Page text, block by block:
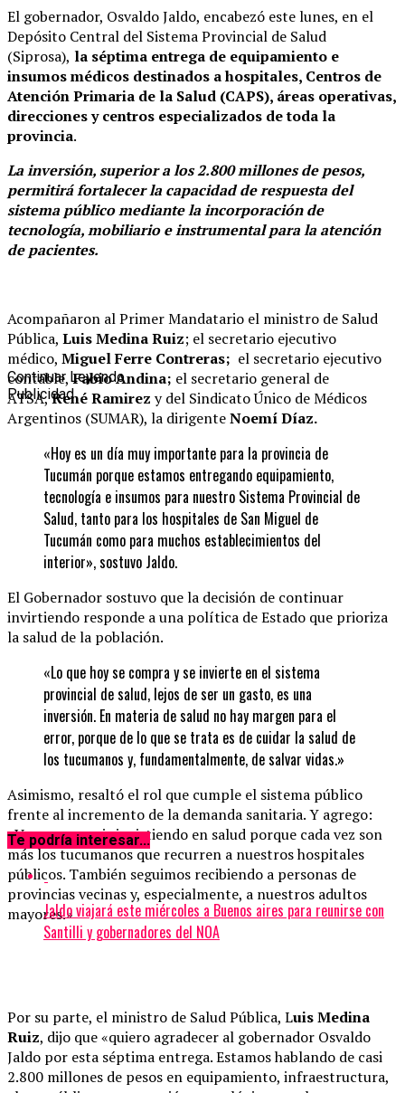
El gobernador, Osvaldo Jaldo, encabezó este lunes, en el
Depósito Central del Sistema Provincial de Salud
(Siprosa), la séptima entrega de equipamiento e
insumos médicos destinados a hospitales, Centros de
Atención Primaria de la Salud (CAPS), áreas operativas,
direcciones y centros especializados de toda la
provincia.
La inversión, superior a los 2.800 millones de pesos,
permitirá fortalecer la capacidad de respuesta del
sistema público mediante la incorporación de
tecnología, mobiliario e instrumental para la atención
de pacientes.
Acompañaron al Primer Mandatario el ministro de Salud
Pública, Luis Medina Ruiz; el secretario ejecutivo
médico, Miguel Ferre Contreras; el secretario ejecutivo
contable,Fabio Andina; el secretario general de
ATSA,René Ramirez y del Sindicato Único de Médicos
Argentinos (SUMAR), la dirigenteNoemí Díaz.
«Hoy es un día muy importante para la provincia de
Tucumán porque estamos entregando equipamiento,
tecnología e insumos para nuestro Sistema Provincial de
Salud, tanto para los hospitales de San Miguel de
Tucumán como para muchos establecimientos del
interior», sostuvo Jaldo.
El Gobernador sostuvo que la decisión de continuar
invirtiendo responde a una política de Estado que prioriza
la salud de la población.
«Lo que hoy se compra y se invierte en el sistema
provincial de salud, lejos de ser un gasto, es una
inversión. En materia de salud no hay margen para el
error, porque de lo que se trata es de cuidar la salud de
los tucumanos y, fundamentalmente, de salvar vidas.»
Asimismo, resaltó el rol que cumple el sistema público
frente al incremento de la demanda sanitaria. Y agrego:
«Vamos a seguir invirtiendo en salud porque cada vez son
más los tucumanos que recurren a nuestros hospitales
públicos. También seguimos recibiendo a personas de
provincias vecinas y, especialmente, a nuestros adultos
mayores.»
Por su parte, el ministro de Salud Pública, Luis Medina
Ruiz, dijo que «quiero agradecer al gobernador Osvaldo
Jaldo por esta séptima entrega. Estamos hablando de casi
2.800 millones de pesos en equipamiento, infraestructura,
Continuar Leyendo
Publicidad
Te podría interesar...
Jaldo viajará este miércoles a Buenos aires para reunirse con
Santilli y gobernadores del NOA